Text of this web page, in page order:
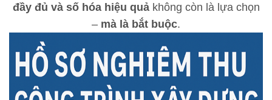
đầy đủ và số hóa hiệu quảkhông còn là lựa chọn
– mà là bắt buộc.